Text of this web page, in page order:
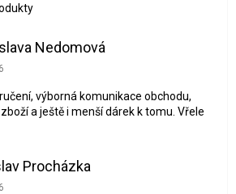
Nedomová
obchodu je 5 z 5 hvězdiček.
výborná komunikace obchodu,
a ještě i menší dárek k tomu. Vřele
Procházka
obchodu je 1 z 5 hvězdiček.